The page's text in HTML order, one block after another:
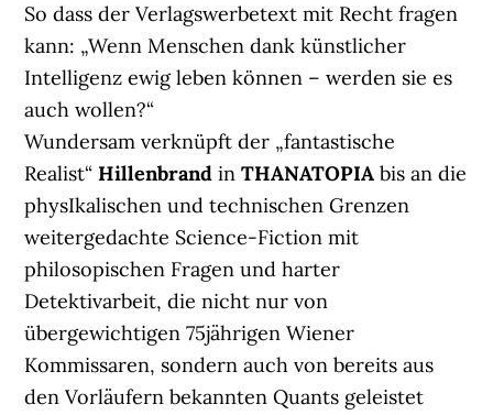
So dass der Verlagswerbetext mit Recht fragen
kann: „Wenn Menschen dank künstlicher
Intelligenz ewig leben können – werden sie es
auch wollen?“
Wundersam verknüpft der „fantastische
Realist“HillenbrandinTHANATOPIAbis an die
physIkalischen und technischen Grenzen
weitergedachte Science-Fiction mit
philosopischen Fragen und harter
Detektivarbeit, die nicht nur von
übergewichtigen 75jährigen Wiener
Kommissaren, sondern auch von bereits aus
den Vorläufern bekannten Quants geleistet